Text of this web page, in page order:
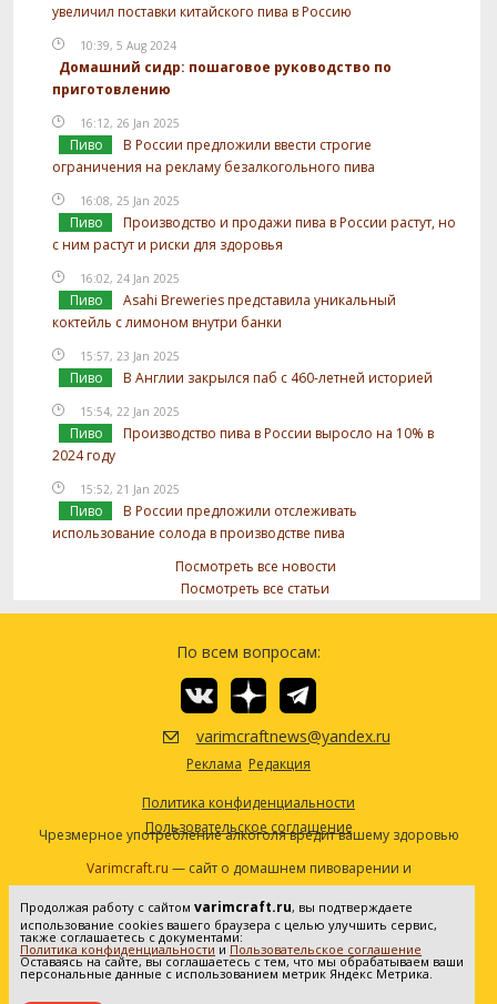
увеличил поставки китайского пива в Россию
10:39, 5 Aug 2024
Домашний сидр: пошаговое руководство по
приготовлению
16:12, 26 Jan 2025
Пиво
В России предложили ввести строгие
ограничения на рекламу безалкогольного пива
16:08, 25 Jan 2025
Пиво
Производство и продажи пива в России растут, но
с ним растут и риски для здоровья
16:02, 24 Jan 2025
Пиво
Asahi Breweries представила уникальный
коктейль с лимоном внутри банки
15:57, 23 Jan 2025
Пиво В Англии закрылся паб с 460-летней историей
15:54, 22 Jan 2025
Пиво
Производство пива в России выросло на 10% в
2024 году
15:52, 21 Jan 2025
Пиво
В России предложили отслеживать
использование солода в производстве пива
Посмотреть все новости
Посмотреть все статьи
По всем вопросам:
varimcraftnews@yandex.ru
Реклама Редакция
Политика конфиденциальности
Пользовательское соглашение
Чрезмерное употребление алкоголя вредит вашему здоровью
Varimcraft.ru — сайт о домашнем пивоварении и
самогоноварении.
Сетевое издание «Варимкрафт». Зарегистрировано в
Федеральной службе по надзору в сфере связи, информационных
технологий и массовых коммуникаций (Роскомнадзор). Реестровая
запись ЭЛ No ФС77-80936 от 25.05.2021. Все права защищены. 16+
Продолжая работу с сайтом varimcraft.ru, вы подтверждаете
использование cookies вашего браузера с целью улучшить сервис,
также соглашаетесь с документами:
Политика конфиденциальности и Пользовательское соглашение
Оставаясь на сайте, вы соглашаетесь с тем, что мы обрабатываем ваши
персональные данные с использованием метрик Яндекс Метрика.